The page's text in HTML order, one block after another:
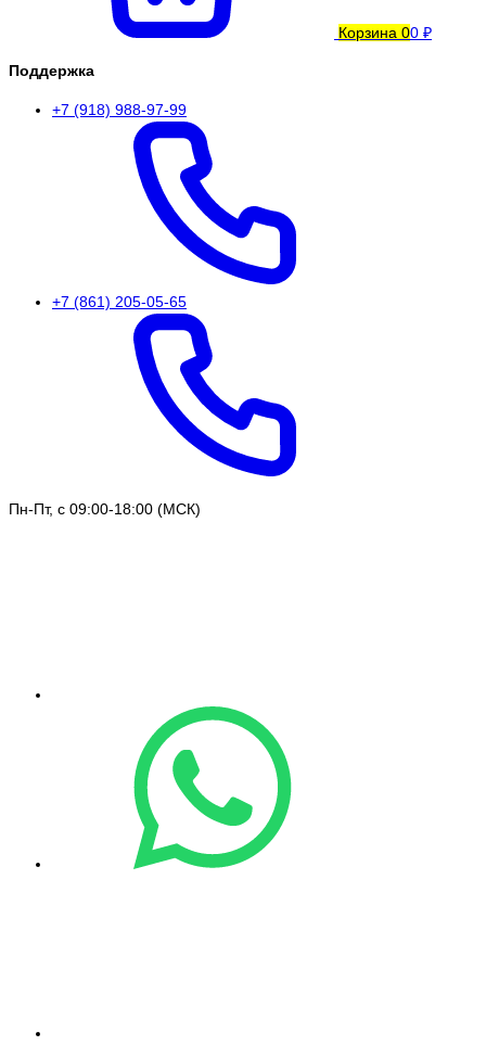
Корзина 00 ₽
Поддержка
+7 (918) 988-97-99
+7 (861) 205-05-65
Пн-Пт, с 09:00-18:00 (МСК)